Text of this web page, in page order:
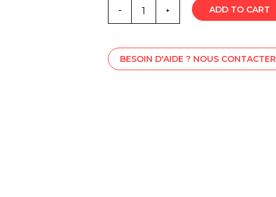
M-
L001824
ADD TO CART
BESOIN D'AIDE ? NOUS CONTACTER